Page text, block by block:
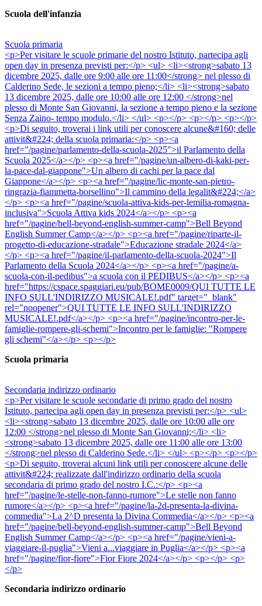
Scuola dell'infanzia
Scuola primaria
<p>Per visitare le scuole primarie del nostro Istituto, partecipa agli
open day in presenza previsti per:</p> <ul> <li><strong>sabato 13
dicembre 2025, dalle ore 9:00 alle ore 11:00</strong> nel plesso di
Calderino Sede, le sezioni a tempo pieno;</li> <li><strong>sabato
13 dicembre 2025, dalle ore 10:00 alle ore 12:00 </strong>nel
plesso di Monte San Giovanni, la sezione a tempo pieno e la sezione
Senza Zaino- tempo modulo.</li> </ul> <p></p> <p></p> <p></p>
<p>Di seguito, troverai i link utili per conoscere alcune&#160; delle
attivit&#224; della scuola primaria:</p> <p><a
href="/pagine/parlamento-della-scuola-2025">il Parlamento della
Scuola 2025</a></p> <p><a href="/pagine/un-albero-di-kaki-per-
la-pace-dal-giappone">Un albero di cachi per la pace dal
Giappone</a></p> <p><a href="/pagine/lic-monte-san-pietro-
ringrazia-fiammetta-borsellino">Il cammino della legalit&#224;</a>
</p> <p><a href="/pagine/scuola-attiva-kids-per-lemilia-romagna-
inclusiva">Scuola Attiva kids 2024</a></p> <p><a
href="/pagine/bell-beyond-english-summer-camp">Bell Beyond
English Summer Camp</a></p> <p><a href="/pagine/riparte-il-
progetto-di-educazione-stradale">Educazione stradale 2024</a>
</p> <p><a href="/pagine/il-parlamento-della-scuola-2024">Il
Parlamento della Scuola 2024</a></p> <p><a href="/pagine/a-
scuola-con-il-pedibus">a scuola con il PEDIBUS</a></p> <p><a
href="https://cspace.spaggiari.eu/pub/BOME0009/QUI TUTTE LE
INFO SULL'INDIRIZZO MUSICALE!.pdf" target="_blank"
rel="noopener">QUI TUTTE LE INFO SULL'INDIRIZZO
MUSICALE!.pdf</a></p> <p><a href="/pagine/incontro-per-le-
famiglie-rompere-gli-schemi">Incontro per le famiglie: "Rompere
gli schemi"</a></p> <p></p>
Scuola primaria
Secondaria indirizzo ordinario
<p>Per visitare le scuole secondarie di primo grado del nostro
Istituto, partecipa agli open day in presenza previsti per:</p> <ul>
<li><strong>sabato 13 dicembre 2025, dalle ore 10:00 alle ore
12:00 </strong>nel plesso di Monte San Giovanni;</li> <li>
<strong>sabato 13 dicembre 2025, dalle ore 11:00 alle ore 13:00
</strong>nel plesso di Calderino Sede.</li> </ul> <p></p> <p></p>
<p>Di seguito, troverai alcuni link utili per conoscere alcune delle
attivit&#224; realizzate dall'indirizzo ordinario della scuola
secondaria di primo grado del nostro I.C.:</p> <p><a
href="/pagine/le-stelle-non-fanno-rumore">Le stelle non fanno
rumore</a></p> <p><a href="/pagine/la-2d-presenta-la-divina-
commedia">La 2^D presenta la Divina Commedia</a></p> <p><a
href="/pagine/bell-beyond-english-summer-camp">Bell Beyond
English Summer Camp</a></p> <p><a href="/pagine/vieni-a-
viaggiare-il-puglia">Vieni a...viaggiare in Puglia</a></p> <p><a
href="/pagine/fior-fiore">Fior Fiore 2024</a></p> <p></p> <p>
</p>
Secondaria indirizzo ordinario